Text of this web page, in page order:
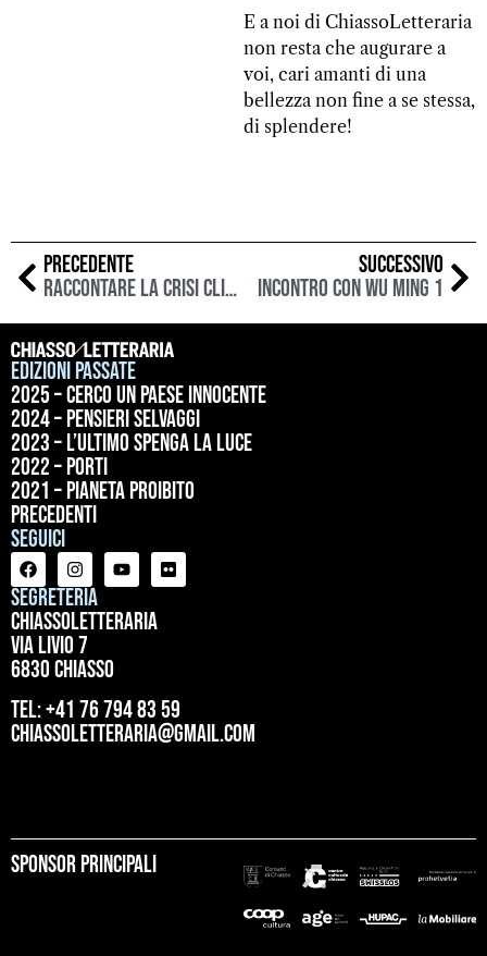
E a noi di ChiassoLetteraria
non resta che augurare a
voi, cari amanti di una
bellezza non fine a se stessa,
di splendere!
PRECEDENTE
Raccontare la crisi climatica: Andri Snær Magnason
SUCCESSIVO
Incontro con Wu Ming 1
Edizioni passate
2025 – Cerco un paese innocente
2024 – Pensieri selvaggi
2023 – L’ultimo spenga la luce
2022 – Porti
2021 – Pianeta proibito
precedenti
Seguici
Segreteria
ChiassoLetteraria
Via Livio 7
6830 Chiasso
tel: +41 76 794 83 59
chiassoletteraria@gmail.com
Sponsor principali